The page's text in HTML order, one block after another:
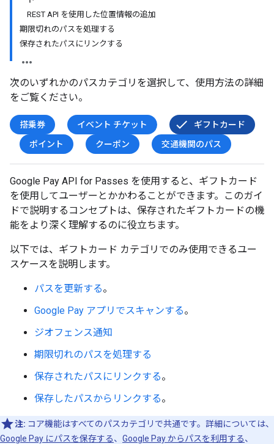
REST API を使用した位置情報の追加
期限切れのパスを処理する
保存されたパスにリンクする
次のいずれかのパスカテゴリを選択して、使用方法の詳細
をご覧ください。
搭乗券 イベント チケット
ギフトカード
ポイント
クーポン 交通機関のパス
Google Pay API for Passes を使用すると、ギフトカード
を使用してユーザーとかかわることができます。このガイ
ドで説明するコンセプトは、保存されたギフトカードの機
能をより深く理解するのに役立ちます。
以下では、ギフトカード カテゴリでのみ使用できるユー
スケースを説明します。
パスを更新する。
Google Pay アプリでスキャンする。
ジオフェンス通知
期限切れのパスを処理する
保存されたパスにリンクする。
保存したパスからリンクする。
注: コア機能はすべてのパスカテゴリで共通です。詳細については、
Google Pay にパスを保存する、 Google Pay からパスを利用する、